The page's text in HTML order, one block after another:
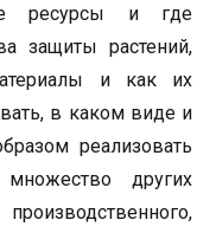
ресурсы и где
защиты растений,
и как их
в каком виде и
реализовать
других